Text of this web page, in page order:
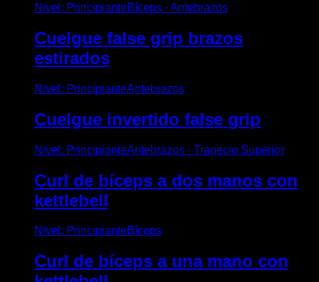
Nivel : PrincipianteBíceps · Antebrazos
Cuelgue false grip brazos
estirados
Nivel : PrincipianteAntebrazos
Cuelgue invertido false grip
Nivel : PrincipianteAntebrazos · Trapecio Superior
Curl de bíceps a dos manos con
kettlebell
Nivel : PrincipianteBíceps
Curl de bíceps a una mano con